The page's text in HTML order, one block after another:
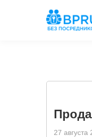
27 августа